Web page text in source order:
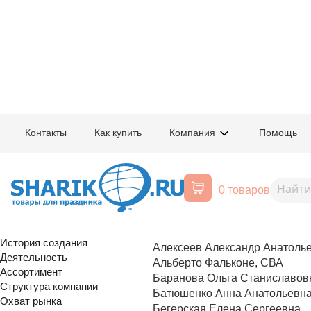
Контакты Как купить Компания Помощь
0 товаров
Участники Московского
История создания
Деятельность
Ассортимент
Структура компании
Охват рынка
Капитаны и главные
Алексеев Александр
Альберто Фальконе, СВА
Баранова Ольга
Батюшенко Анна Анатольевна
Бегерская Елена Сергеевна